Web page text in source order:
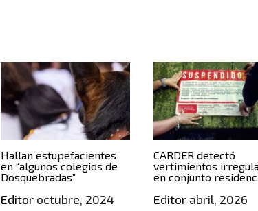
Hallan estupefacientes
en “algunos colegios de
Dosquebradas”
Editoroctubre, 2024
CARDER detectó
vertimientos
en conjunto
Editor abril, 2026